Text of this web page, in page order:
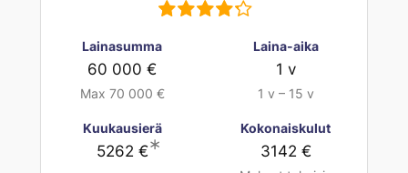
Lainasumma
60 000 €
Max 70 000 €
Laina-aika
1 v
1 v – 15 v
Kuukausierä
5262 €∗
Kokonaiskulut
3142 €